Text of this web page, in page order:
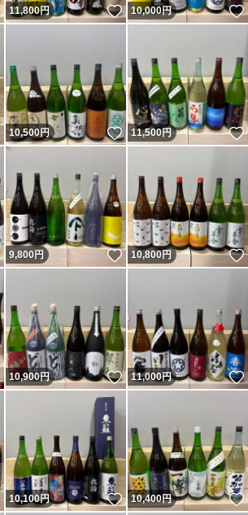
いいね！
11,800円 いいね！
10,000円
いいね！
10,500円 いいね！
11,500円
いいね！
9,800円 いいね！
10,800円
いいね！
10,900円 いいね！
11,000円
いいね！
10,100円 いいね！
10,400円